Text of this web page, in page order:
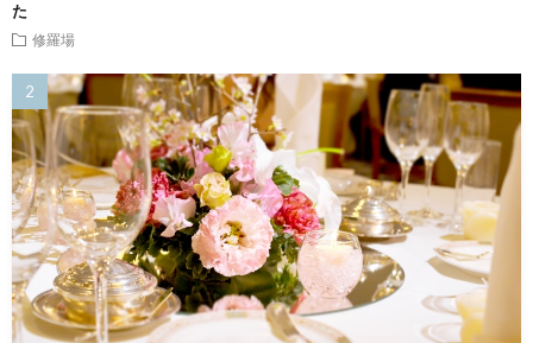
た
修羅場